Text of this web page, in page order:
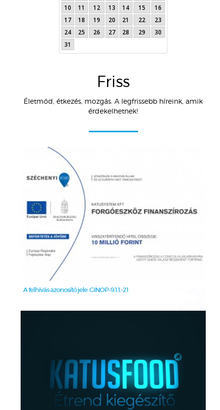
10
11 12 13 14 15
16
17
18 19 20 21 22
23
24
25 26 27 28 29
30
31
Friss
Életmód, étkezés, mozgás. A legfrissebb híreink, amik
érdekelhetnek!
A felhívás azonosító jele: GINOP-9.1.1.-21